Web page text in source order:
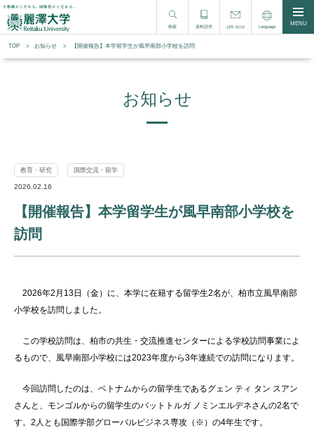
検索 資料請求 お問い合わせ Language MENU
TOP お知らせ 【開催報告】本学留学生が風早南部小学校を訪問
お知らせ
教育・研究 国際交流・留学
2026.02.16
【開催報告】本学留学生が風早南部小学校を
訪問
2026年2月13日（金）に、本学に在籍する留学生2名が、柏市立風早南部
小学校を訪問しました。
この学校訪問は、柏市の共生・交流推進センターによる学校訪問事業によ
るもので、風早南部小学校には2023年度から3年連続での訪問になります。
今回訪問したのは、ベトナムからの留学生であるグェン ティ タン スアン
さんと、モンゴルからの留学生のバットトルガ ノミンエルデネさんの2名で
す。2人とも国際学部グローバルビジネス専攻（※）の4年生です。